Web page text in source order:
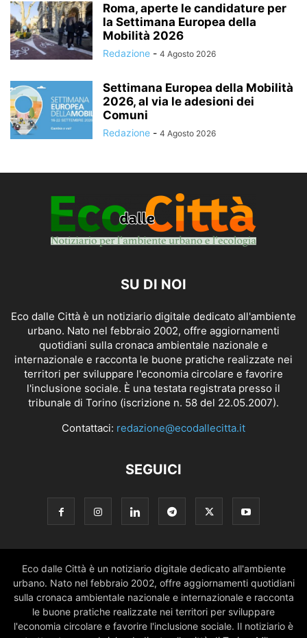
Roma, aperte le candidature per
la Settimana Europea della
Mobilità 2026
Redazione - 4 Agosto 2026
Settimana Europea della Mobilità
2026, al via le adesioni dei
Comuni
Redazione - 4 Agosto 2026
SU DI NOI
Eco dalle Città è un notiziario digitale dedicato all'ambiente
urbano. Nato nel febbraio 2002, offre aggiornamenti
quotidiani sulla cronaca ambientale nazionale e
internazionale e racconta le buone pratiche realizzate nei
territori per sviluppare l'economia circolare e favorire
l'inclusione sociale. È una testata registrata presso il
tribunale di Torino (iscrizione n. 58 del 22.05.2007).
Contattaci: redazione@ecodallecitta.it
SEGUICI
Eco dalle Città è un notiziario digitale dedicato all'ambiente
urbano. Nato nel febbraio 2002, offre aggiornamenti quotidiani
sulla cronaca ambientale nazionale e internazionale e racconta
le buone pratiche realizzate nei territori per sviluppare
l'economia circolare e favorire l'inclusione sociale. Il notiziario è